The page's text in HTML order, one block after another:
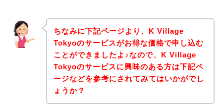
ちなみに下記ページより、K Village
Tokyoのサービスがお得な価格で申し込む
ことができましたよ♪なので、K Village
Tokyoのサービスに興味のある方は下記ペ
ージなどを参考にされてみてはいかがでし
ょうか？